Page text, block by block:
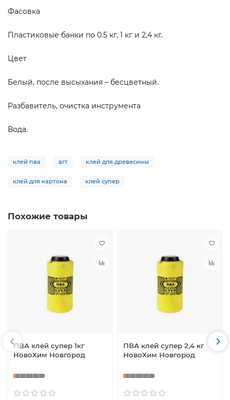
Фасовка
Пластиковые банки по 0.5 кг, 1 кг и 2,4 кг.
Цвет
Белый, после высыхания – бесцветный.
Разбавитель, очистка инструмента
Вода.
клей пва вгт клей для древесины
клей для картона клей супер
Похожие товары
ПВА клей супер 1кг
НовоХим Новгород
ПВА клей супер 2,4 кг
НовоХим Новгород